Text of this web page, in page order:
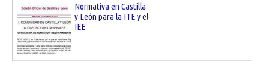
Normativa en Castilla
y León para la ITE y el
IEE